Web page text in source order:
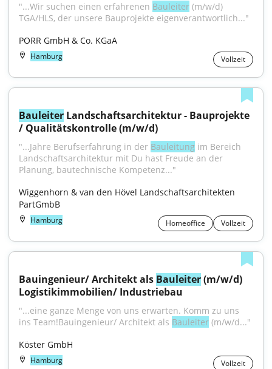
"...Wir suchen einen erfahrenen Bauleiter (m/w/d)
TGA/HLS, der unsere Bauprojekte eigenverantwortlich..."
PORR GmbH & Co. KGaA
Hamburg Vollzeit
Bauleiter Landschaftsarchitektur - Bauprojekte
/ Qualitätskontrolle (m/w/d)
"...Jahre Berufserfahrung in der Bauleitung im Bereich
Landschaftsarchitektur mit Du hast Freude an der
Planung, bautechnische Kompetenz..."
Wiggenhorn & van den Hövel Landschaftsarchitekten
PartGmbB
Hamburg Homeoffice Vollzeit
Bauingenieur/ Architekt als Bauleiter (m/w/d)
Logistikimmobilien/ Industriebau
"...eine ganze Menge von uns erwarten. Komm zu uns
ins Team!Bauingenieur/ Architekt als Bauleiter (m/w/d..."
Köster GmbH
Hamburg Vollzeit